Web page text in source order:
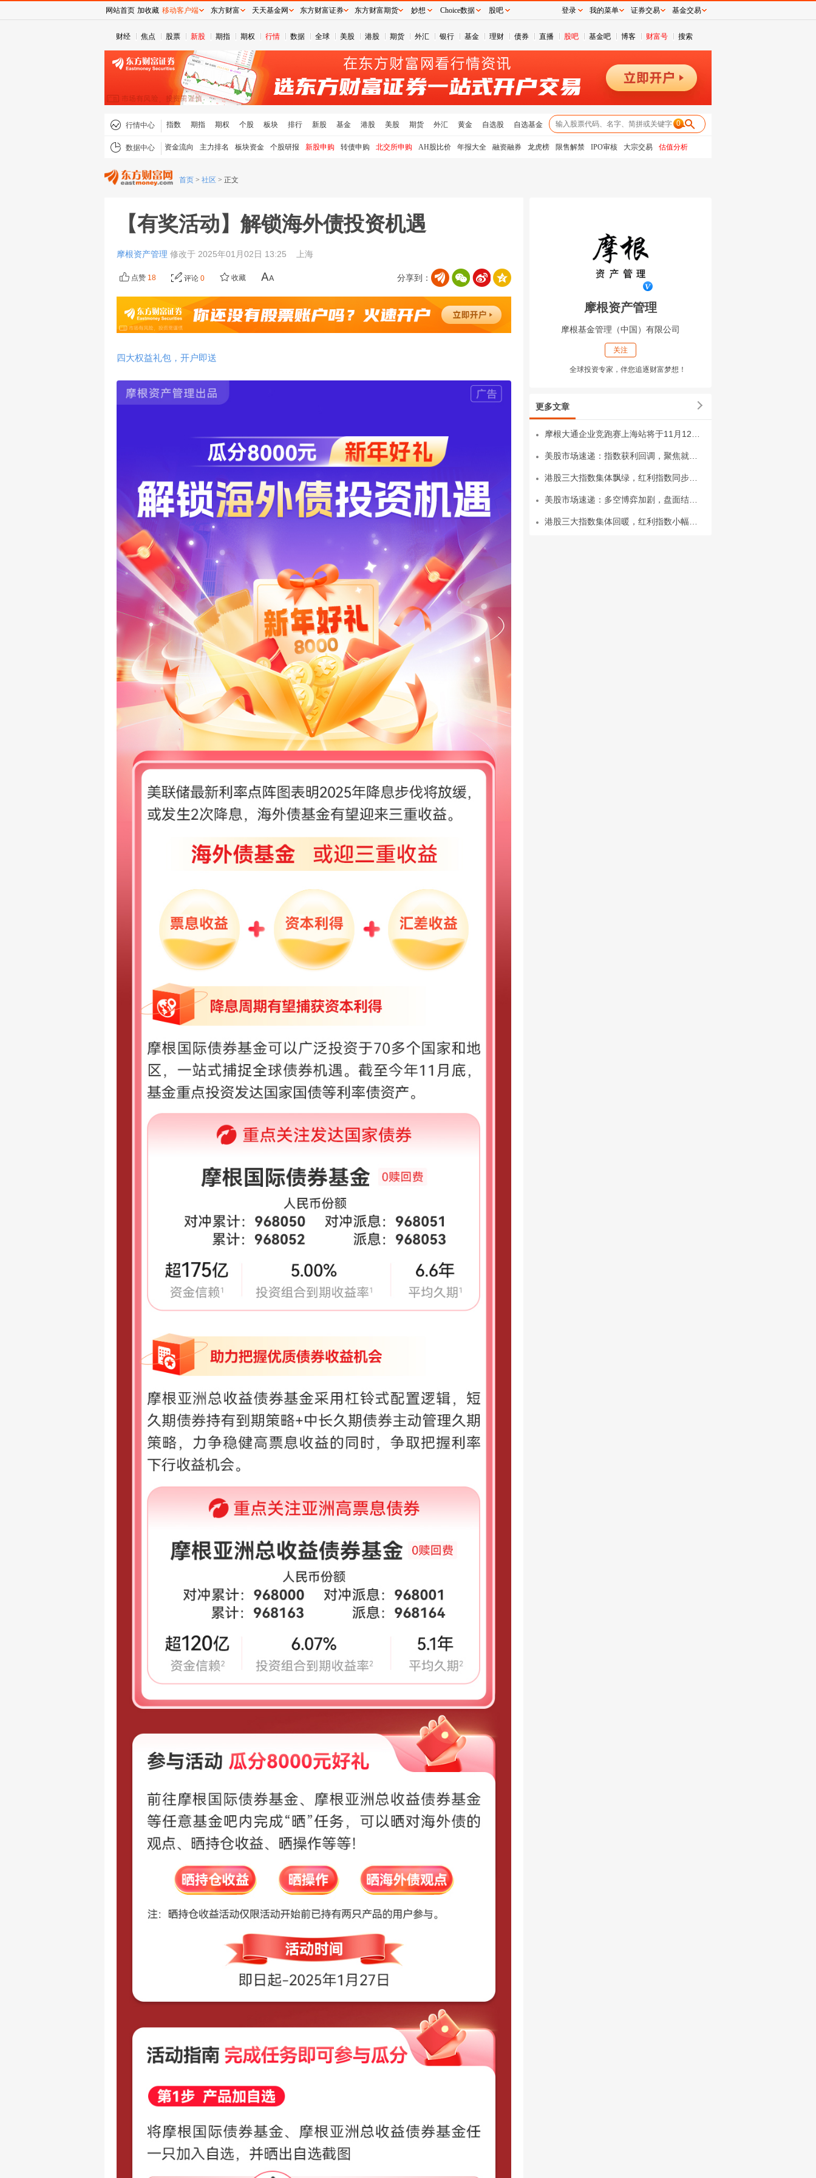
财经 焦点 股票 新股 期指 期权 行情 数据 全球 美股 港股 期货 外汇 银行 基金 理财 债券 直播 股吧 基金吧 博客 财富号 搜索
行情中心 指数 期指 期权 个股 板块 排行 新股 基金 港股 美股 期货 外汇 黄金 自选股 自选基金 0
数据中心 资金流向 主力排名 板块资金 个股研报 新股申购 转债申购 北交所申购 AH股比价 年报大全 融资融券 龙虎榜 限售解禁 IPO审核 大宗交易 估值分析
首页 > 社区 > 正文
【有奖活动】解锁海外债投资机遇
摩根资产管理 修改于 2025年01月02日 13:25 上海
分享到：
点赞 18 评论 0 收藏
四大权益礼包，开户即送
摩根资产管理
摩根基金管理（中国）有限公司
关注
全球投资专家，伴您追逐财富梦想！
更多文章
网站首页 加收藏 移动客户端 东方财富 天天基金网 东方财富证券 东方财富期货 妙想 Choice数据 股吧 登录 我的菜单 证券交易 基金交易